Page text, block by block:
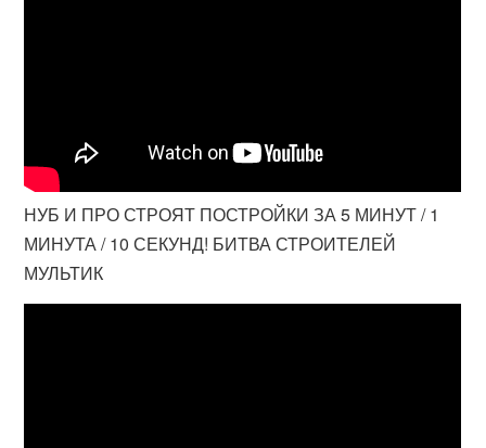
НУБ И ПРО СТРОЯТ ПОСТРОЙКИ ЗА 5 МИНУТ / 1
МИНУТА / 10 СЕКУНД! БИТВА СТРОИТЕЛЕЙ
МУЛЬТИК